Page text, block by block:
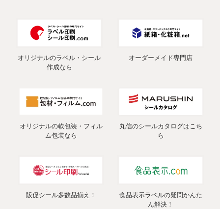
オリジナルのラベル・シール
作成なら
オーダーメイド専門店
オリジナルの軟包装・フィル
ム包装なら
丸信のシールカタログはこち
ら
販促シール多数品揃え！
食品表示ラベルの疑問かんた
ん解決！